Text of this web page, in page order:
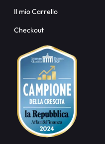
Il mio Carrello
Checkout